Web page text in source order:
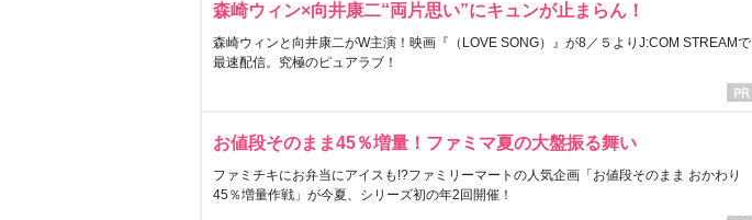
森崎ウィン×向井康二“両片思い”にキュンが止まらん！
森崎ウィンと向井康二がW主演！映画『（LOVE SONG）』が8／５よりJ:COM STREAMで
最速配信。究極のピュアラブ！
お値段そのまま45％増量！ファミマ夏の大盤振る舞い
ファミチキにお弁当にアイスも!?ファミリーマートの人気企画「お値段そのまま おかわり
45％増量作戦」が今夏、シリーズ初の年2回開催！